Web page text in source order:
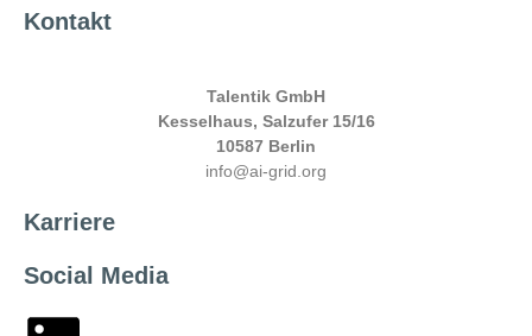
Kontakt
Talentik GmbH
Kesselhaus, Salzufer 15/16
10587 Berlin
info@ai-grid.org
Karriere
Social Media